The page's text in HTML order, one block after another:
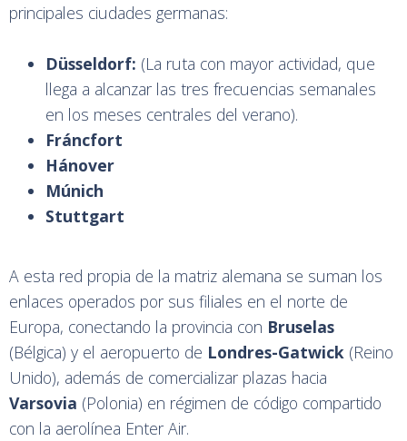
principales ciudades germanas:
Düsseldorf: (La ruta con mayor actividad, que
llega a alcanzar las tres frecuencias semanales
en los meses centrales del verano).
Fráncfort
Hánover
Múnich
Stuttgart
A esta red propia de la matriz alemana se suman los
enlaces operados por sus filiales en el norte de
Europa, conectando la provincia con Bruselas
(Bélgica) y el aeropuerto de Londres-Gatwick (Reino
Unido), además de comercializar plazas hacia
Varsovia (Polonia) en régimen de código compartido
con la aerolínea Enter Air.